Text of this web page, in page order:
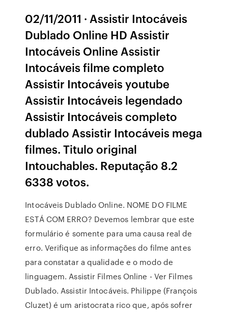
02/11/2011 · Assistir Intocáveis
Dublado Online HD Assistir
Intocáveis Online Assistir
Intocáveis filme completo
Assistir Intocáveis youtube
Assistir Intocáveis legendado
Assistir Intocáveis completo
dublado Assistir Intocáveis mega
filmes. Titulo original
Intouchables. Reputação 8.2
6338 votos.
Intocáveis Dublado Online. NOME DO FILME
ESTÁ COM ERRO? Devemos lembrar que este
formulário é somente para uma causa real de
erro. Verifique as informações do filme antes
para constatar a qualidade e o modo de
linguagem. Assistir Filmes Online - Ver Filmes
Dublado. Assistir Intocáveis. Philippe (François
Cluzet) é um aristocrata rico que, após sofrer